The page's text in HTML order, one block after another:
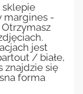
sklepie
margines -
jest
/ białe,
znajdzie się
forma